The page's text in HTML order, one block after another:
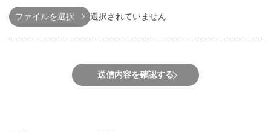
ファイルを選択 選択されていません
送信内容を確認する